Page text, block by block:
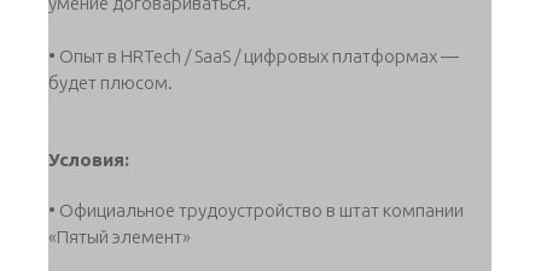
• Опыт в HRTech / SaaS / цифровых платформах —
будет плюсом.
Условия:
• Официальное трудоустройство в штат компании
«Пятый элемент»